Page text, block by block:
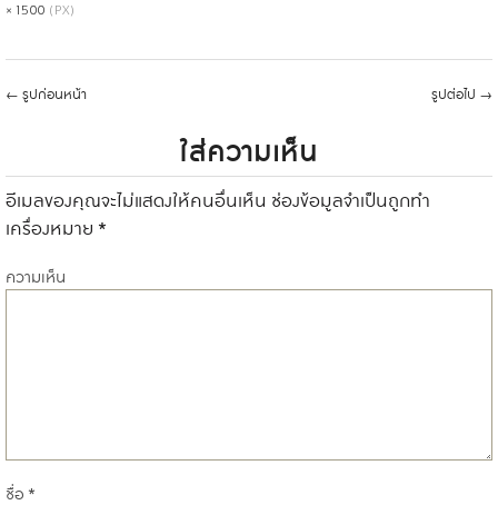
× 1500 (PX)
← รูปก่อนหน้า รูปต่อไป →
ใส่ความเห็น
อีเมลของคุณจะไม่แสดงให้คนอื่นเห็น ช่องข้อมูลจำเป็นถูกทำ
เครื่องหมาย *
ความเห็น
ชื่อ *